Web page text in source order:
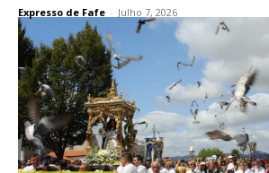
Expresso de Fafe - Julho 7, 2026